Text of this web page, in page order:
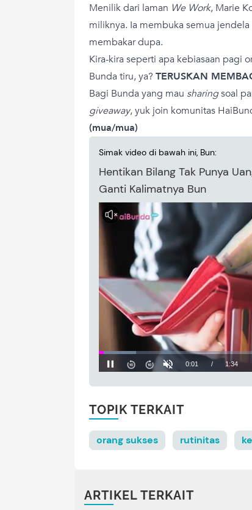
Menilik dari laman We Work, Marie
miliknya. Ia membuka semua
membakar dupa.
Kira-kira seperti apa kebiasaan pagi
Bunda tiru, ya? TERUSKAN
Bagi Bunda yang mau sharingsoal
giveaway, yuk join komunitas
(mua/mua)
Simak video di bawah ini, Bun:
Hentikan Bilang Tak Punya
Ganti Kalimatnya Bun
TOPIK TERKAIT
orang sukses rutinitas
ARTIKEL TERKAIT